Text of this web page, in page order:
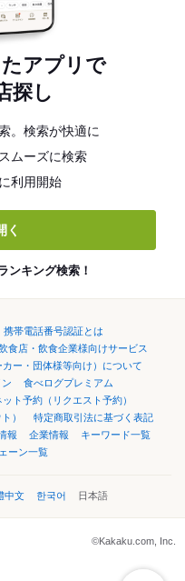
アプリで
探し
。検索が快適に
ムーズに検索
利用開始
く
ンキング検索！
携帯電話番号認証とは
食店・飲食企業様向けサービス
カー・団体様等向け）について
食べログプレミアム
ット予約（リクエスト予約）
）
特定商取引法に基づく表記
報 企業情報
キーワード一覧
ーン一覧
中文 한국어 日本語
©Kakaku.com, Inc.